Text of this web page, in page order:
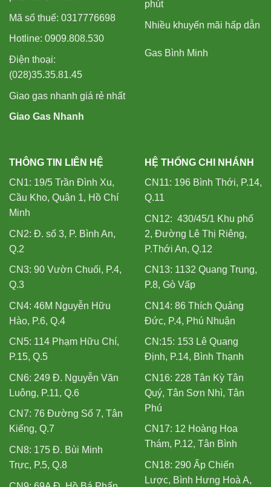
Mã số thuế: 0317776698
Hotline: 0909.808.530
Điện thoại:
(028)35.35.81.45
Giao gas nhanh giá rẻ nhất
Giao Gas Nhanh
phút
Nhiều khuyến mãi hấp dẫn
Gas Bình Minh
THÔNG TIN LIÊN HỆ
CN1: 19/5 Trần Đình Xu,
Cầu Kho, Quận 1, Hồ Chí
Minh
CN2: Đ. số 3, P. Bình An,
Q.2
CN3: 90 Vườn Chuối, P.4,
Q.3
CN4: 46M Nguyễn Hữu
Hào, P.6, Q.4
CN5: 114 Phạm Hữu Chí,
P.15, Q.5
CN6: 249 Đ. Nguyễn Văn
Luông, P.11, Q.6
CN7: 76 Đường Số 7, Tân
Kiểng, Q.7
CN8: 175 Đ. Bùi Minh
Trực, P.5, Q.8
HỆ THỐNG CHI NHÁNH
CN11: 196 Bình Thới, P.14,
Q.11
CN12: 430/45/1 Khu phố
2, Đường Lê Thị Riêng,
P.Thới An, Q.12
CN13: 1132 Quang Trung,
P.8, Gò Vấp
CN14: 86 Thích Quảng
Đức, P.4, Phú Nhuận
CN:15: 153 Lê Quang
Định, P.14, Bình Thạnh
CN16: 228 Tân Kỳ Tân
Quý, Tân Sơn Nhì, Tân
Phú
CN17: 12 Hoàng Hoa
Thám, P.12, Tân Bình
CN18: 290 Ấp Chiến
Lược, Bình Hưng Hoà A,